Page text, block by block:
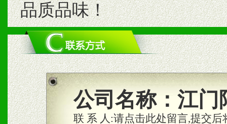
品质品味！
公司名称： 江门
联 系 人:请点击此处留言,提交